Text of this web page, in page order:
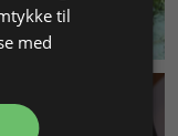
til
med